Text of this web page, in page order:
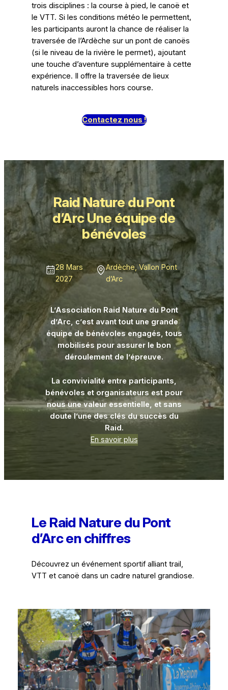
trois disciplines : la course à pied, le canoë et
le VTT. Si les conditions météo le permettent,
les participants auront la chance de réaliser la
traversée de l’Ardèche sur un pont de canoës
(si le niveau de la rivière le permet), ajoutant
une touche d’aventure supplémentaire à cette
expérience. Il offre la traversée de lieux
naturels inaccessibles hors course.
Contactez nous !
Raid Nature du Pont
d’Arc Une équipe de
bénévoles
28 Mars
2027
Ardèche, Vallon Pont
d’Arc
L’Association Raid Nature du Pont
d’Arc, c’est avant tout une grande
équipe de bénévoles engagés, tous
mobilisés pour assurer le bon
déroulement de l’épreuve.
La convivialité entre participants,
bénévoles et organisateurs est pour
nous une valeur essentielle, et sans
doute l’une des clés du succès du
Raid.
En savoir plus
Le Raid Nature du Pont
d’Arc en chiffres
Découvrez un événement sportif alliant trail,
VTT et canoë dans un cadre naturel grandiose.